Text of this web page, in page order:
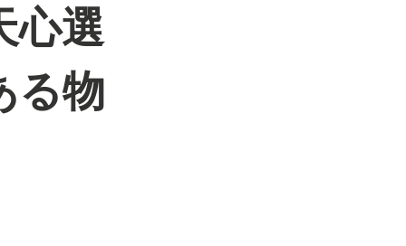
心選
る物